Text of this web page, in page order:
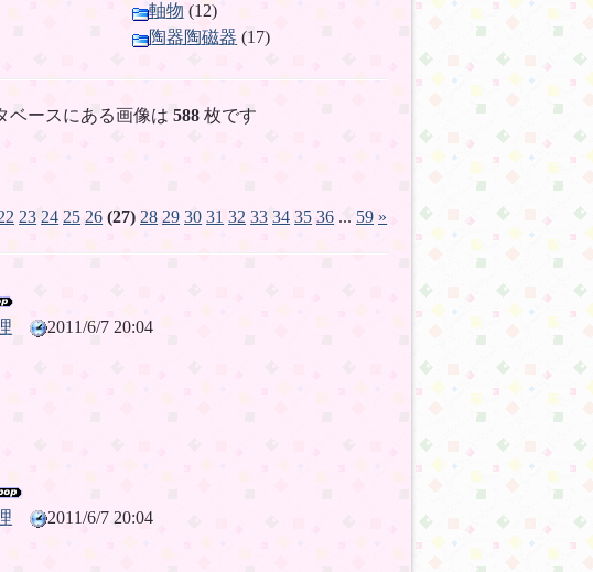
軸物 (12)
陶器陶磁器 (17)
ースにある画像は 588枚です
23 24 25 26 (27) 28 29 30 31 32 33 34 35 36 ... 59 »
2011/6/7 20:04
2011/6/7 20:04